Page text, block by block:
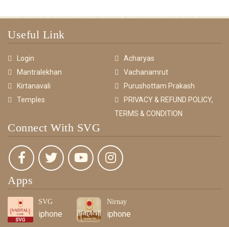
Useful Link
Login
Acharyas
Mantralekhan
Vachanamrut
Kirtanavali
Purushottam Prakash
Temples
PRIVACY & REFUND POLICY,
TERMS & CONDITION
Connect With SVG
Apps
SVG
iphone
Nirnay
iphone